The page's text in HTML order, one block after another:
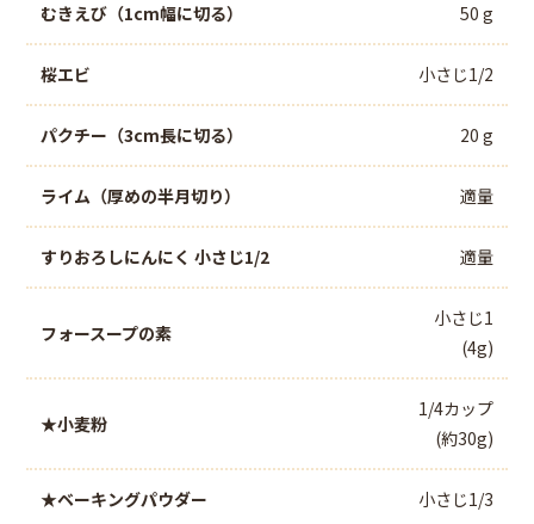
むきえび（1cm幅に切る） 50 g
桜エビ 小さじ1/2
パクチー（3cm長に切る） 20 g
ライム（厚めの半月切り） 適量
すりおろしにんにく 小さじ1/2 適量
フォースープの素
小さじ1
(4g)
★小麦粉
1/4カップ
(約30g)
★ベーキングパウダー 小さじ1/3